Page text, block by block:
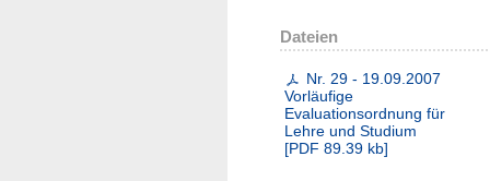
Dateien
Nr. 29 - 19.09.2007
Vorläufige
Evaluationsordnung für
Lehre und Studium
[PDF 89.39 kb]